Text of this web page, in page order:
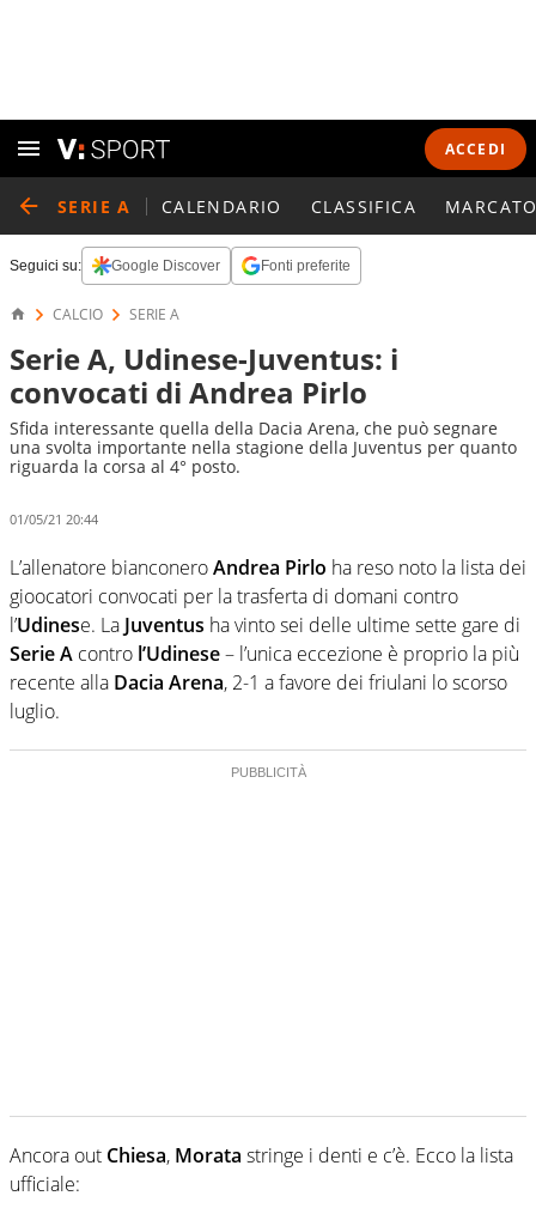
ACCEDI
SERIE A CALENDARIO CLASSIFICA
Seguici su: Google Discover Fonti preferite
CALCIO SERIE A
Serie A, Udinese-Juventus: i
convocati di Andrea Pirlo
Sfida interessante quella della Dacia Arena, che può segnare
una svolta importante nella stagione della Juventus per quanto
riguarda la corsa al 4° posto.
01/05/21 20:44
L’allenatore bianconeroAndrea Pirlo ha reso noto la lista dei
gioocatori convocati per la trasferta di domani contro
l’Udinese. La Juventus ha vinto sei delle ultime sette gare di
Serie A contro l’Udinese– l’unica eccezione è proprio la più
recente alla Dacia Arena, 2-1 a favore dei friulani lo scorso
luglio.
Ancora out Chiesa, Morata stringe i denti e c’è. Ecco la lista
ufficiale: